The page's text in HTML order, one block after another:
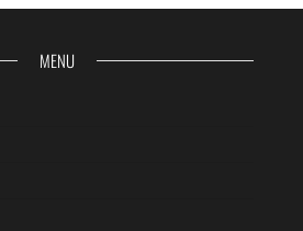
MENU